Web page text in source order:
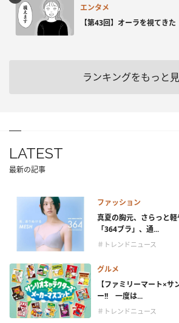
エンタメ
【第43回】オーラを視てきた
ランキングをもっと
LATEST
最新の記事
ファッション
真夏の胸元、さらっと
「364ブラ」、通...
＃トレンドニュース
グルメ
【ファミリーマート×
ー!! 一度は...
＃トレンドニュース